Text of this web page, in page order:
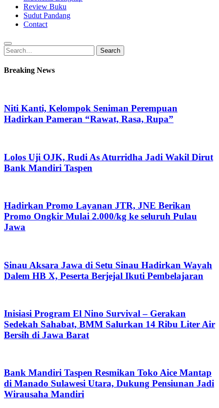
Review Buku
Sudut Pandang
Contact
Search
for:
Search
Breaking News
Niti Kanti, Kelompok Seniman Perempuan
Hadirkan Pameran “Rawat, Rasa, Rupa”
Lolos Uji OJK, Rudi As Aturridha Jadi Wakil Dirut
Bank Mandiri Taspen
Hadirkan Promo Layanan JTR, JNE Berikan
Promo Ongkir Mulai 2.000/kg ke seluruh Pulau
Jawa
Sinau Aksara Jawa di Setu Sinau Hadirkan Wayah
Dalem HB X, Peserta Berjejal Ikuti Pembelajaran
Inisiasi Program El Nino Survival – Gerakan
Sedekah Sahabat, BMM Salurkan 14 Ribu Liter Air
Bersih di Jawa Barat
Bank Mandiri Taspen Resmikan Toko Aice Mantap
di Manado Sulawesi Utara, Dukung Pensiunan Jadi
Wirausaha Mandiri